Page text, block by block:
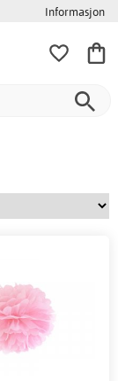
Informasjon